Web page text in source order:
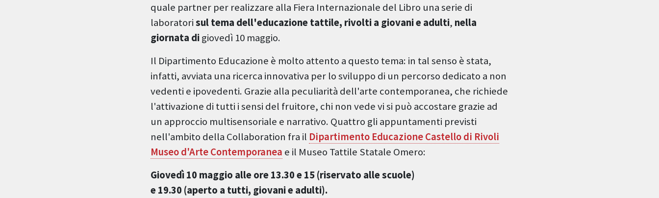
quale partner per realizzare alla Fiera Internazionale del Libro una serie di
laboratorisul tema dell'educazione tattile, rivolti a giovani e adulti, nella
giornata digiovedì 10 maggio.
Il Dipartimento Educazione è molto attento a questo tema: in tal senso è stata,
infatti, avviata una ricerca innovativa per lo sviluppo di un percorso dedicato a non
vedenti e ipovedenti. Grazie alla peculiarità dell'arte contemporanea, che richiede
l'attivazione di tutti i sensi del fruitore, chi non vede vi si può accostare grazie ad
un approccio multisensoriale e narrativo. Quattro gli appuntamenti previsti
nell'ambito della Collaboration fra il Dipartimento Educazione Castello di Rivoli
Museo d'Arte Contemporanea e il Museo Tattile Statale Omero:
Giovedì 10 maggio alle ore 13.30 e 15 (riservato alle scuole)
e 19.30 (aperto a tutti, giovani e adulti).